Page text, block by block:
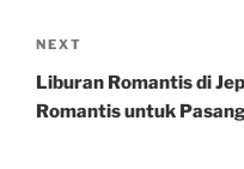
Next
Post
NEXT
Liburan Romantis di
Romantis untuk